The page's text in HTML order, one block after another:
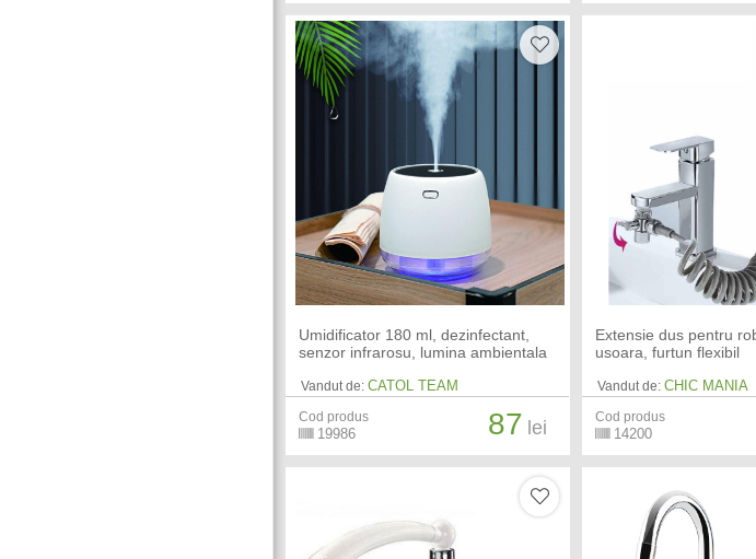
Umidificator 180 ml, dezinfectant,
senzor infrarosu, lumina ambientala
Vandut de: CATOL TEAM
Cod produs
19986 87 lei
Extensie dus pentru
usoara, furtun flexibil
Vandut de: CHIC MANIA
Cod produs
14200